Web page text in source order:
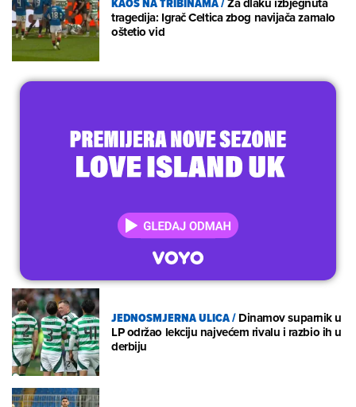
tragedija: Igrač Celtica zbog navijača zamalo
oštetio vid
JEDNOSMJERNA ULICA/Dinamov suparnik u
LP održao lekciju najvećem rivalu i razbio ih u
derbiju